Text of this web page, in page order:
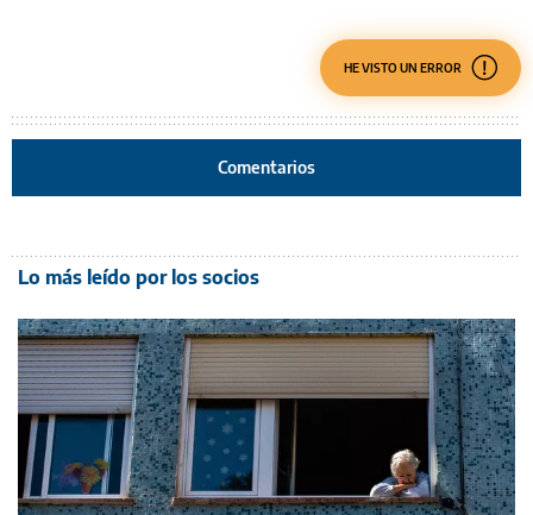
HE VISTO UN ERROR
Comentarios
Lo más leído por los socios